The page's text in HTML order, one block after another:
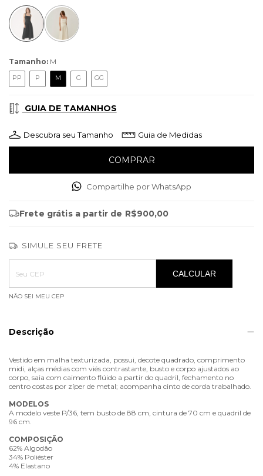
Tamanho: M
PP P M G GG
GUIA DE TAMANHOS
Descubra seu Tamanho Guia de Medidas
Compartilhe por WhatsApp
Frete grátis a partir de R$900,00
SIMULE SEU FRETE
Entregas para o CEP:
ALTERAR CEP
CALCULAR
NÃO SEI MEU CEP
Descrição
Vestido em malha texturizada, possui, decote quadrado, comprimento
midi, alças médias com viés contrastante, busto e corpo ajustados ao
corpo, saia com caimento flúido a partir do quadril, fechamento no
centro costas por zíper de metal; acompanha cinto de corda trabalhado.
MODELOS
A modelo veste P/36, tem busto de 88 cm, cintura de 70 cm e quadril de
96 cm.
COMPOSIÇÃO
62% Algodão
34% Poliéster
4% Elastano